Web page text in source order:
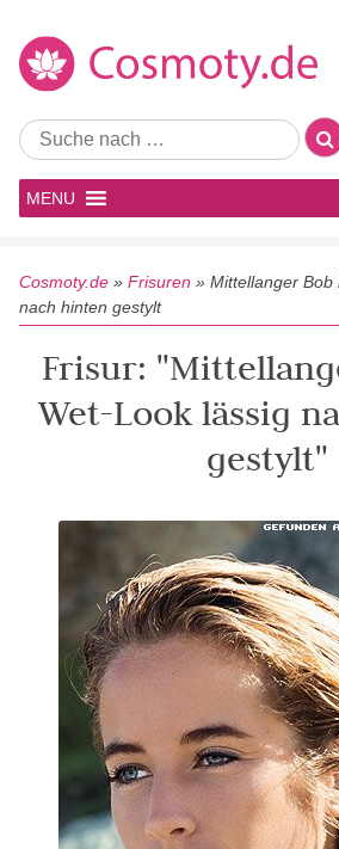
MENU
Cosmoty.de » Frisuren » Mittellanger Bob
nach hinten gestylt
Frisur:
Wet-Look lässig
gestylt"